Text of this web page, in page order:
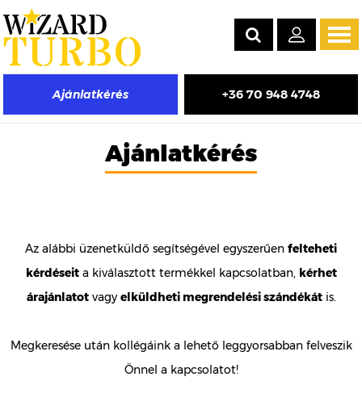
Ajánlatkérés +36 70 948 4748
Ajánlatkérés
Az alábbi üzenetküldő segítségével egyszerűen felteheti
kérdéseita kiválasztott termékkel kapcsolatban, kérhet
árajánlatotvagy elküldheti megrendelési szándékátis.
Megkeresése után kollégáink a lehető leggyorsabban felveszik
Önnel a kapcsolatot!